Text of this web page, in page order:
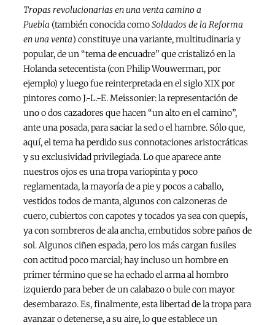
Tropas revolucionarias en una venta camino a
Puebla (también conocida comoSoldados de la Reforma
en una venta) constituye una variante, multitudinaria y
popular, de un “tema de encuadre” que cristalizó en la
Holanda setecentista (con Philip Wouwerman, por
ejemplo) y luego fue reinterpretada en el siglo XIX por
pintores como J.-L.-E. Meissonier: la representación de
uno o dos cazadores que hacen “un alto en el camino”,
ante una posada, para saciar la sed o el hambre. Sólo que,
aquí, el tema ha perdido sus connotaciones aristocráticas
y su exclusividad privilegiada. Lo que aparece ante
nuestros ojos es una tropa variopinta y poco
reglamentada, la mayoría de a pie y pocos a caballo,
vestidos todos de manta, algunos con calzoneras de
cuero, cubiertos con capotes y tocados ya sea con quepís,
ya con sombreros de ala ancha, embutidos sobre paños de
sol. Algunos ciñen espada, pero los más cargan fusiles
con actitud poco marcial; hay incluso un hombre en
primer término que se ha echado el arma al hombro
izquierdo para beber de un calabazo o bule con mayor
desembarazo. Es, finalmente, esta libertad de la tropa para
avanzar o detenerse, a su aire, lo que establece un